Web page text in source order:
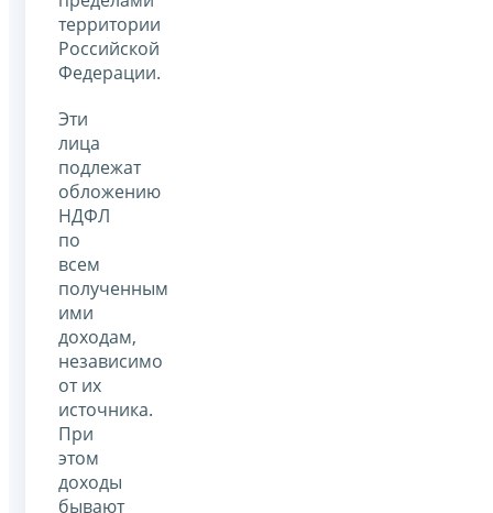
территории
Российской
Федерации.
Эти
лица
подлежат
обложению
НДФЛ
по
всем
полученным
ими
доходам,
независимо
от их
источника.
При
этом
доходы
бывают